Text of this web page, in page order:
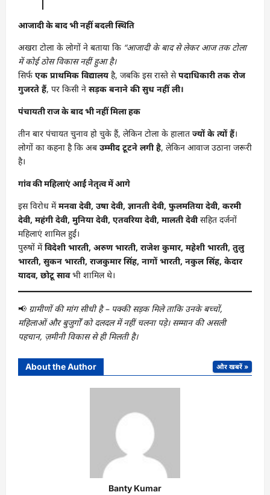
आजादी के बाद भी नहीं बदली स्थिति
अखरा टोला के लोगों ने बताया कि “आजादी के बाद से लेकर आज तक टोला
में कोई ठोस विकास नहीं हुआ है।
सिर्फ एक प्राथमिक विद्यालय है, जबकि इस रास्ते सेपदाधिकारी तक रोज
गुजरते हैं, पर किसी ने सड़क बनाने की सुध नहीं ली।
पंचायती राज के बाद भी नहीं मिला हक
तीन बार पंचायत चुनाव हो चुके हैं, लेकिन टोला के हालातज्यों के त्यों हैं।
लोगों का कहना है कि अबउम्मीद टूटने लगी है, लेकिन आवाज उठाना जरूरी
है।
गांव की महिलाएं आईं नेतृत्व में आगे
इस विरोध मेंमनवा देवी, उषा देवी, ज्ञानती देवी, फुलमतिया देवी, करमी
देवी, महंगी देवी, मुनिया देवी, एतवरिया देवी, मालती देवीसहित दर्जनों
महिलाएं शामिल हुईं।
पुरुषों मेंविदेशी भारती, अरुण भारती, राजेश कुमार, महेशी भारती, तुलु
भारती, सुकन भारती, राजकुमार सिंह, नागों भारती, नकुल सिंह, केदार
यादव, छोटू सावभी शामिल थे।
📢 ग्रामीणों की मांग सीधी है – पक्की सड़क मिले ताकि उनके बच्चों,
महिलाओं और बुजुर्गों को दलदल में नहीं चलना पड़े। सम्मान की असली
पहचान, ज़मीनी विकास से ही मिलती है।
About the Author और खबरें »
Banty Kumar